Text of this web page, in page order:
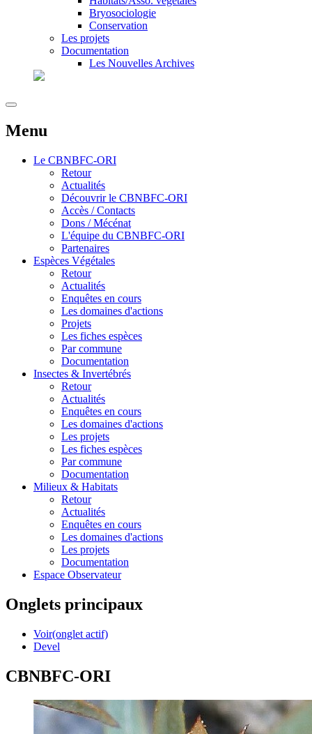
Bryosociologie
Conservation
Les projets
Documentation
Les Nouvelles Archives
Menu
Le CBNBFC-ORI
Retour
Actualités
Découvrir le CBNBFC-ORI
Accès / Contacts
Dons / Mécénat
L'équipe du CBNBFC-ORI
Partenaires
Espèces Végétales
Retour
Actualités
Enquêtes en cours
Les domaines d'actions
Projets
Les fiches espèces
Par commune
Documentation
Insectes & Invertébrés
Retour
Actualités
Enquêtes en cours
Les domaines d'actions
Les projets
Les fiches espèces
Par commune
Documentation
Milieux & Habitats
Retour
Actualités
Enquêtes en cours
Les domaines d'actions
Les projets
Documentation
Espace Observateur
Onglets principaux
Voir(onglet actif)
Devel
CBNBFC-ORI